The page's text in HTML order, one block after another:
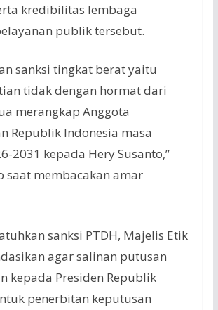
kredibilitas lembaga
publik tersebut.
sanksi tingkat berat yaitu
tidak dengan hormat dari
merangkap Anggota
Republik Indonesia masa
2031 kepada Hery Susanto,”
saat membacakan amar
sanksi PTDH, Majelis Etik
agar salinan putusan
kepada Presiden Republik
penerbitan keputusan